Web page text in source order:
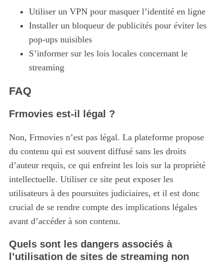
Utiliser un VPN pour masquer l’identité en ligne
Installer un bloqueur de publicités pour éviter les
pop-ups nuisibles
S’informer sur les lois locales concernant le
streaming
FAQ
Frmovies est-il légal ?
Non, Frmovies n’est pas légal. La plateforme propose
du contenu qui est souvent diffusé sans les droits
d’auteur requis, ce qui enfreint les lois sur la propriété
intellectuelle. Utiliser ce site peut exposer les
utilisateurs à des poursuites judiciaires, et il est donc
crucial de se rendre compte des implications légales
avant d’accéder à son contenu.
Quels sont les dangers associés à
l’utilisation de sites de streaming non
e
a
r
c
f
r
: